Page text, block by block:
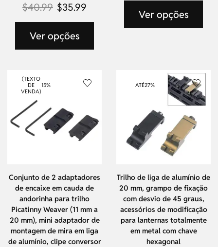
$40.99 $35.99
Ver opções
Ver opções
(TEXTO
DE
VENDA)
15%
Conjunto de 2 adaptadores
de encaixe em cauda de
andorinha para trilho
Picatinny Weaver (11 mm a
20 mm), mini adaptador de
montagem de mira em liga
de alumínio, clipe conversor
ATÉ27%
Trilho de liga de alumínio de
20 mm, grampo de fixação
com desvio de 45 graus,
acessórios de modificação
para lanternas totalmente
em metal com chave
hexagonal